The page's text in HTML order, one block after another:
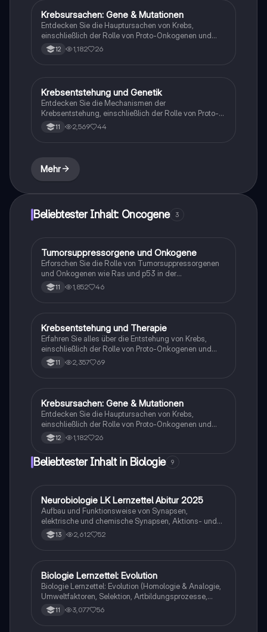
Biologie
Krebsursachen: Gene & Mutationen
Entdecken Sie die Hauptursachen von Krebs,
einschließlich der Rolle von Proto-Onkogenen und
Tumor-Suppressorgenen. Diese Zusammenfassung
behandelt die Fehlsteuerung des Zellzyklus,
12 1,182 26
Biologie
Krebsentstehung und Genetik
Entdecken Sie die Mechanismen der
Krebsentstehung, einschließlich der Rolle von Proto-
Onkogenen und Tumorsuppressorgenen. Diese
Zusammenfassung behandelt die genetischen
Ideal für Biologie-Leistungskurse.
11 2,569 44
Mehr
Beliebtester Inhalt: Oncogene 3
Biologie
Tumorsuppressorgene und Onkogene
Erforschen Sie die Rolle von Tumorsuppressorgenen
und Onkogenen wie Ras und p53 in der
Krebsentstehung. Diese Zusammenfassung
behandelt die Mechanismen der Zellteilung, Apoptose
Medizin.
11 1,852 46
Biologie
Krebsentstehung und Therapie
Erfahren Sie alles über die Entstehung von Krebs,
einschließlich der Rolle von Proto-Onkogenen und
Tumorsuppressorgenen, den Mechanismen der
Tumorbildung, den Auswirkungen von Mutagenen
Zusammenfassung bietet einen klaren Überblick über
die wichtigsten Konzepte der Krebsforschung.
11 2,357 69
Biologie
Krebsursachen: Gene & Mutationen
Entdecken Sie die Hauptursachen von Krebs,
einschließlich der Rolle von Proto-Onkogenen und
Tumor-Suppressorgenen. Diese Zusammenfassung
behandelt die Fehlsteuerung des Zellzyklus,
Veränderungen, die zur Tumorbildung führen. Ideal für
12 1,182 26
Beliebtester Inhalt in Biologie 9
Biologie
Neurobiologie LK Lernzettel Abitur 2025
Aufbau und Funktionsweise von Synapsen,
elektrische und chemische Synapsen, Aktions- und
Ruhepotential
13 2,612 52
Biologie
Biologie Lernzettel: Evolution
Biologie Lernzettel: Evolution (Homologie & Analogie,
Umweltfaktoren, Selektion, Artbildungsprozesse,
Klimaregeln, Konkurrenz, Evolution des Menschen…)
11 3,077 56